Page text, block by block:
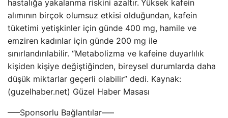
hastalığa yakalanma riskini azaltır. Yüksek kafein
alımının birçok olumsuz etkisi olduğundan, kafein
tüketimi yetişkinler için günde 400 mg, hamile ve
emziren kadınlar için günde 200 mg ile
sınırlandırılabilir. “Metabolizma ve kafeine duyarlılık
kişiden kişiye değiştiğinden, bireysel durumlarda daha
düşük miktarlar geçerli olabilir” dedi. Kaynak:
(guzelhaber.net) Güzel Haber Masası
—–Sponsorlu Bağlantılar—–